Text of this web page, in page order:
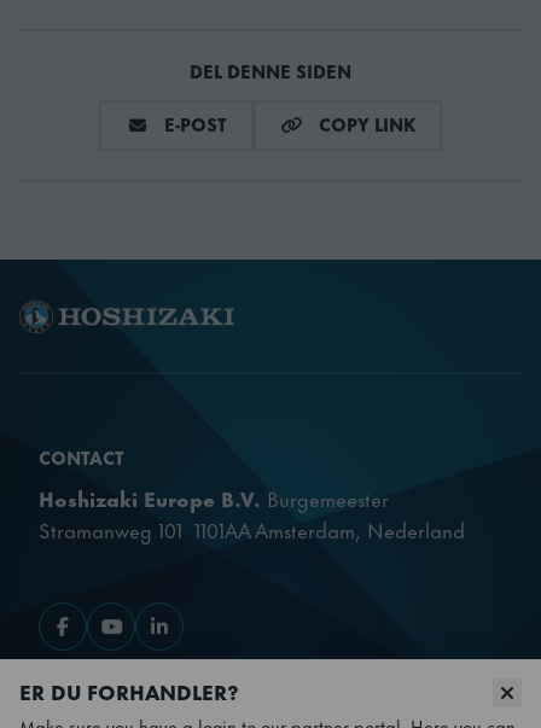
DEL DENNE SIDEN
E-POSTDEL VIA E-MAILCOPY LINKCOPY LINK
CONTACT
Hoshizaki Europe B.V. Burgemeester
Stramanweg 101 1101AA Amsterdam, Nederland
Gå til Facebook
Gå til YouTube
Gå til LinkedIn
OUR PRODUCTS
ER DU FORHANDLER?